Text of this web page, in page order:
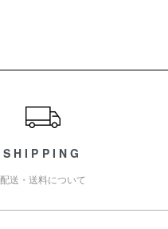
SHIPPING
配送・送料について